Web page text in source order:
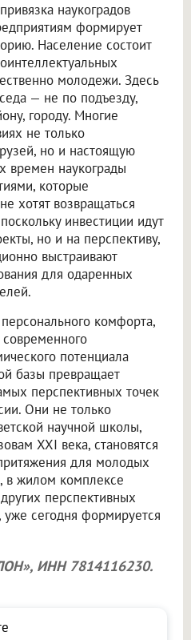
наукоградов
формирует
Население состоит
молодежи. Здесь
— не по подъезду,
городу. Многие
не только
но и настоящую
времен наукограды
которые
хотят возвращаться
инвестиции идут
но и на перспективу,
выстраивают
для одаренных
комфорта,
потенциала
базы превращает
перспективных точек
Они не только
научной школы,
XXI века, становятся
для молодых
в жилом комплексе
перспективных
уже сегодня формируется
ИНН 7814116230.